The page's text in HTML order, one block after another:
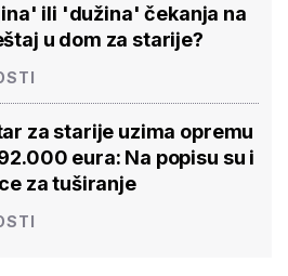
ili 'dužina' čekanja na
u dom za starije?
za starije uzima opremu
eura: Na popisu su i
za tuširanje